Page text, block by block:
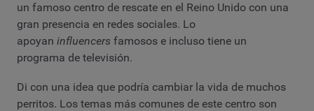
un famoso centro de rescate en el Reino Unido con una
gran presencia en redes sociales. Lo
apoyan influencers famosos e incluso tiene un
programa de televisión.
Di con una idea que podría cambiar la vida de muchos
perritos. Los temas más comunes de este centro son